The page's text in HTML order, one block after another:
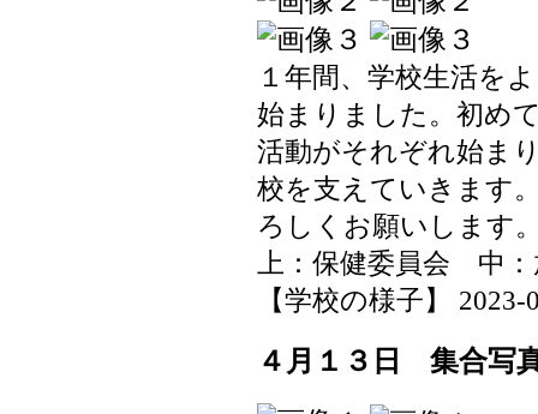
１年間、学校生活を
始まりました。初め
活動がそれぞれ始ま
校を支えていきます
ろしくお願いします
上：保健委員会 中
【学校の様子】 2023-
４月１３日 集合写